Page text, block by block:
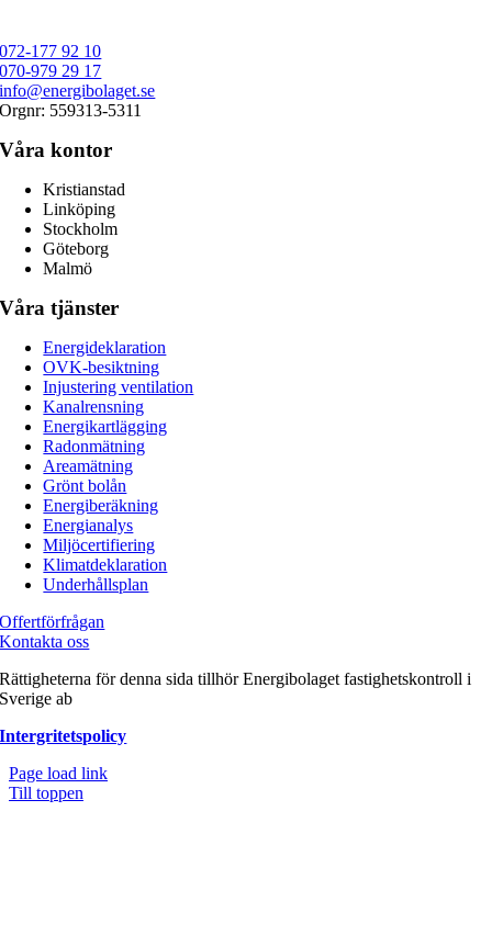
072-177 92 10
070-979 29 17
info@energibolaget.se
Orgnr: 559313-5311
Våra kontor
Kristianstad
Linköping
Stockholm
Göteborg
Malmö
Våra tjänster
Energideklaration
OVK-besiktning
Injustering ventilation
Kanalrensning
Energikartlägging
Radonmätning
Areamätning
Grönt bolån
Energiberäkning
Energianalys
Miljöcertifiering
Klimatdeklaration
Underhållsplan
Offertförfrågan
Kontakta oss
Rättigheterna för denna sida tillhör Energibolaget fastighetskontroll i
Sverige ab
Intergritetspolicy
Page load link
Till toppen